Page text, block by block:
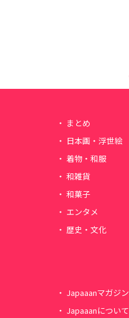
まとめ
日本画・浮世絵
着物・和服
和雑貨
和菓子
エンタメ
歴史・文化
Japaaanマガジン
Japaaanについて